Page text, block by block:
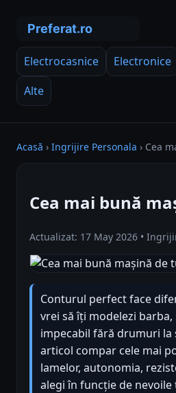
Electrocasnice Electronice
Alte
Acasă › Ingrijire Personala › Cea
Cea mai bună
Actualizat: 17 May 2026 •
Conturul perfect face
vrei să îți modelezi
impecabil fără drumuri la
articol compar cele mai
lamelor, autonomia,
alegi în funcție de